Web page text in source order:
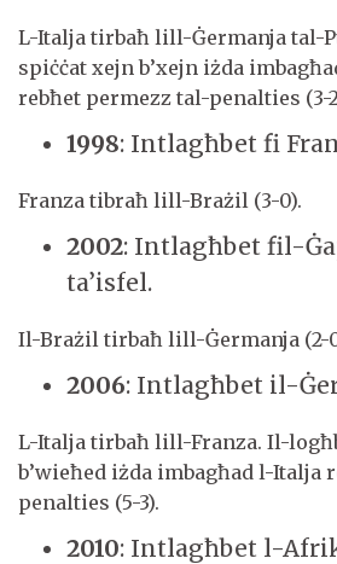
L-Italja tirbaħ lill-Ġermanja tal-
spiċċat xejn b’xejn iżda
rebħet permezz tal-penalties (3-
1998: Intlagħbet fi
Franza tibraħ lill-Brażil (3-0).
2002: Intlagħbet fil-
ta’isfel.
Il-Brażil tirbaħ lill-Ġermanja (2-
2006: Intlagħbet il-
L-Italja tirbaħ lill-Franza. Il-
b’wieħed iżda imbagħad l-Italja
penalties (5-3).
2010: Intlagħbet l-